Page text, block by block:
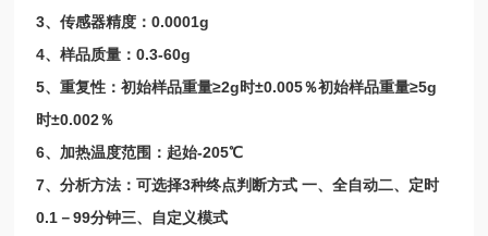
3、传感器精度：0.0001g
4、样品质量：0.3-60g
5、重复性：初始样品重量≥2g时±0.005％初始样品重量≥5g
时±0.002％
6、加热温度范围：起始-205℃
7、分析方法：可选择3种终点判断方式 一、全自动二、定时
0.1－99分钟三、自定义模式